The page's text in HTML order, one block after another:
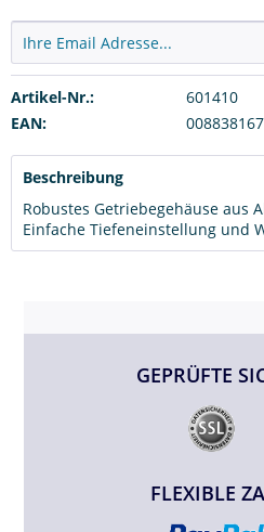
Artikel-Nr.:
601410
EAN:
Beschreibung
Robustes Getriebegehäuse aus
Einfache Tiefeneinstellung und
GEPRÜFTE
FLEXIBLE